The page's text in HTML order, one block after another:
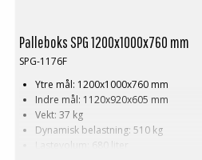
Palleboks SPG 1200x1000x760 mm
SPG-1176F
Ytre mål: 1200x1000x760 mm
Indre mål: 1120x920x605 mm
Vekt: 37 kg
Dynamisk belastning: 510 kg
Lastevolum: 680 liter